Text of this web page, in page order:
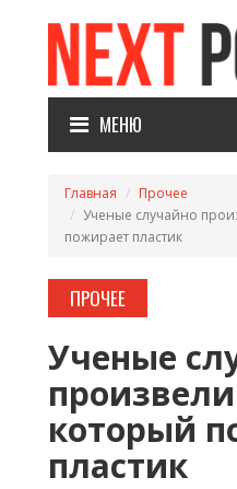
МЕНЮ
Главная
Прочее
Ученые случайно
пожирает пластик
ПРОЧЕЕ
Ученые
который
пластик